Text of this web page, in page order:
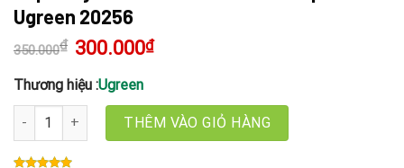
Ugreen 20256
350.000₫ Giá
gốc
350.000₫.
300.000₫Giá
hiện
Thương hiệu :Ugreen
Cáp chuyển USB 3.0 to Lan 1000 Mbps Ugreen 20256 số lượng
THÊM VÀO GIỎ HÀNG